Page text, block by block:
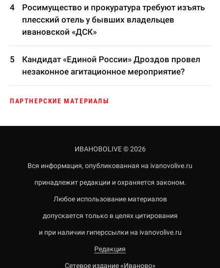
Росимущество и прокуратура требуют изъять
плесский отель у бывших владельцев
ивановской «ДСК»
Кандидат «Единой России» Дроздов провел
незаконное агитационное мероприятие?
ПАРТНЕРСКИЕ МАТЕРИАЛЫ
ИВАНОВОLIVE © 2026
Вся информация, опубликованная на ivanovolive.ru
принадлежит редакции и охраняется законом.
Любое использование материалов
допускается только в целях цитирования
и при наличии гиперссылки на ivanovolive.ru
Редакция
Сетевое издание «Иваново»